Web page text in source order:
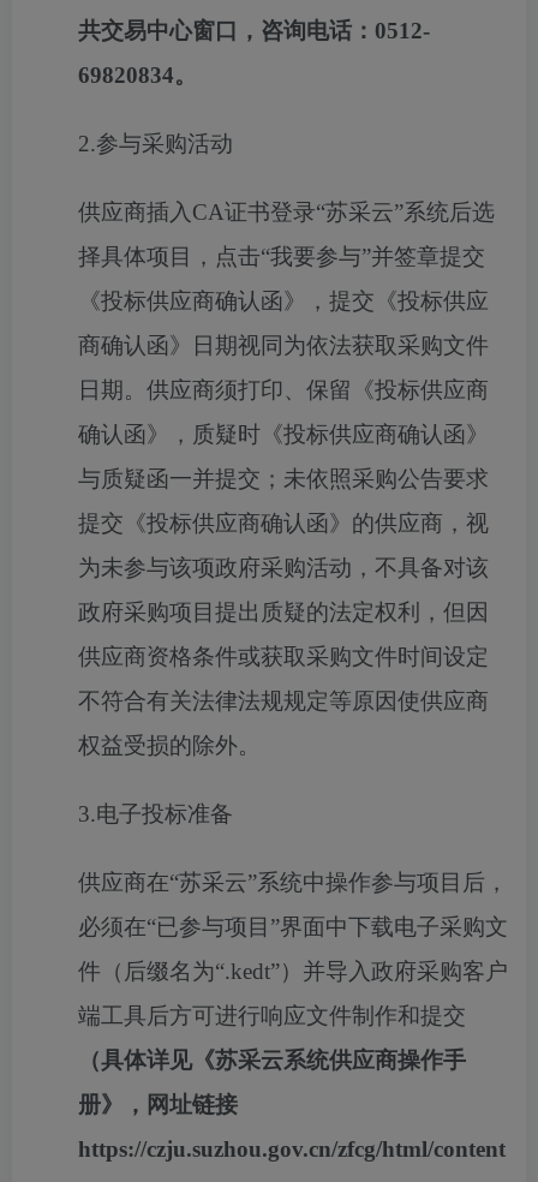
共交易中心窗口，咨询电话：0512-
69820834。
2.参与采购活动
供应商插入 CA证书登录“苏采云”系统后选
择具体项目，点击“我要参与”并签章提交
《投标供应商确认函》，提交《投标供应
商确认函》日期视同为依法获取采购文件
日期。供应商须打印、保留《投标供应商
确认函》，质疑时《投标供应商确认函》
与质疑函一并提交；未依照采购公告要求
提交《投标供应商确认函》的供应商，视
为未参与该项政府采购活动，不具备对该
政府采购项目提出质疑的法定权利，但因
供应商资格条件或获取采购文件时间设定
不符合有关法律法规规定等原因使供应商
权益受损的除外。
3.电子投标准备
供应商在“苏采云”系统中操作参与项目后，
必须在“已参与项目”界面中下载电子采购文
件（后缀名为“.kedt”）并导入政府采购客户
端工具后方可进行响应文件制作和提交
（具体详见《苏采云系统供应商操作手
册》，网址链接
https://czju.suzhou.gov.cn/zfcg/html/content